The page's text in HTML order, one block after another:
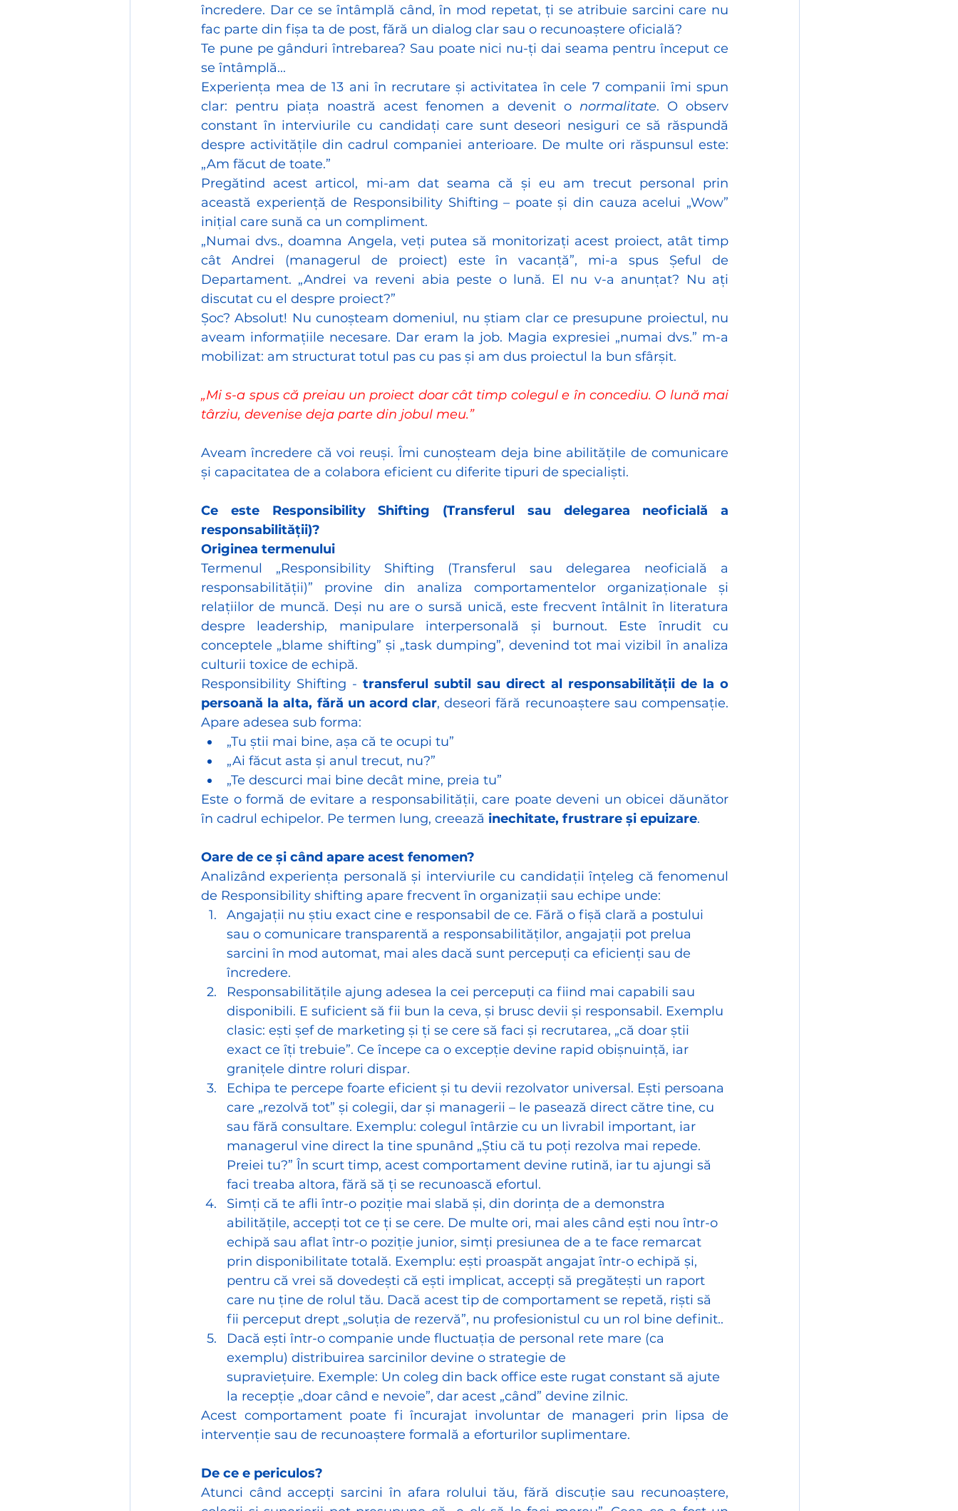
încredere. Dar ce se întâmplă când, în mod repetat, ți se atribuie sarcini care nu
fac parte din fișa ta de post, fără un dialog clar sau o recunoaștere oficială?
Te pune pe gânduri întrebarea? Sau poate nici nu-ți dai seama pentru început ce
se întâmplă...
Experiența mea de 13 ani în recrutare și activitatea în cele 7 companii îmi spun
clar: pentru piața noastră acest fenomen a devenit o normalitate. O observ
constant în interviurile cu candidați care sunt deseori nesiguri ce să răspundă
despre activitățile din cadrul companiei anterioare. De multe ori răspunsul este:
„Am făcut de toate.”
Pregătind acest articol, mi-am dat seama că și eu am trecut personal prin
această experiență de Responsibility Shifting – poate și din cauza acelui „Wow”
inițial care sună ca un compliment.
„Numai dvs., doamna Angela, veți putea să monitorizați acest proiect, atât timp
cât Andrei (managerul de proiect) este în vacanță”, mi-a spus Șeful de
Departament. „Andrei va reveni abia peste o lună. El nu v-a anunțat? Nu ați
discutat cu el despre proiect?”
Șoc? Absolut! Nu cunoșteam domeniul, nu știam clar ce presupune proiectul, nu
aveam informațiile necesare. Dar eram la job. Magia expresiei „numai dvs.” m-a
mobilizat: am structurat totul pas cu pas și am dus proiectul la bun sfârșit.
„Mi s-a spus că preiau un proiect doar cât timp colegul e în concediu. O lună mai
târziu, devenise deja parte din jobul meu.”
Aveam încredere că voi reuși. Îmi cunoșteam deja bine abilitățile de comunicare
și capacitatea de a colabora eficient cu diferite tipuri de specialiști.
Ce este Responsibility Shifting (Transferul sau delegarea neoficială a
responsabilității)?
Originea termenului
Termenul „Responsibility Shifting (Transferul sau delegarea neoficială a
responsabilității)” provine din analiza comportamentelor organizaționale și
relațiilor de muncă. Deși nu are o sursă unică, este frecvent întâlnit în literatura
despre leadership, manipulare interpersonală și burnout. Este înrudit cu
conceptele „blame shifting” și „task dumping”, devenind tot mai vizibil în analiza
culturii toxice de echipă.
Responsibility Shifting - transferul subtil sau direct al responsabilității de la o
persoană la alta, fără un acord clar, deseori fără recunoaștere sau compensație.
Apare adesea sub forma:
„Tu știi mai bine, așa că te ocupi tu”
„Ai făcut asta și anul trecut, nu?”
„Te descurci mai bine decât mine, preia tu”
Este o formă de evitare a responsabilității, care poate deveni un obicei dăunător
în cadrul echipelor. Pe termen lung, creează inechitate, frustrare și epuizare.
Oare de ce și când apare acest fenomen?
Analizând experiența personală și interviurile cu candidații înțeleg că fenomenul
de Responsibility shifting apare frecvent în organizații sau echipe unde:
Angajații nu știu exact cine e responsabil de ce. Fără o fișă clară a postului
sau o comunicare transparentă a responsabilităților, angajații pot prelua
sarcini în mod automat, mai ales dacă sunt percepuți ca eficienți sau de
încredere.
Responsabilitățile ajung adesea la cei percepuți ca fiind mai capabili sau
disponibili. E suficient să fii bun la ceva, și brusc devii și responsabil. Exemplu
clasic: ești șef de marketing și ți se cere să faci și recrutarea, „că doar știi
exact ce îți trebuie”. Ce începe ca o excepție devine rapid obișnuință, iar
granițele dintre roluri dispar.
Echipa te percepe foarte eficient și tu devii rezolvator universal. Ești persoana
care „rezolvă tot” și colegii, dar și managerii – le pasează direct către tine, cu
sau fără consultare. Exemplu: colegul întârzie cu un livrabil important, iar
managerul vine direct la tine spunând „Știu că tu poți rezolva mai repede.
Preiei tu?” În scurt timp, acest comportament devine rutină, iar tu ajungi să
faci treaba altora, fără să ți se recunoască efortul.
Simți că te afli într-o poziție mai slabă și, din dorința de a demonstra
abilitățile, accepți tot ce ți se cere. De multe ori, mai ales când ești nou într-o
echipă sau aflat într-o poziție junior, simți presiunea de a te face remarcat
prin disponibilitate totală. Exemplu: ești proaspăt angajat într-o echipă și,
pentru că vrei să dovedești că ești implicat, accepți să pregătești un raport
care nu ține de rolul tău. Dacă acest tip de comportament se repetă, riști să
fii perceput drept „soluția de rezervă”, nu profesionistul cu un rol bine definit..
Dacă ești într-o companie unde fluctuația de personal rete mare (ca
exemplu) distribuirea sarcinilor devine o strategie de
supraviețuire. Exemple: Un coleg din back office este rugat constant să ajute
la recepție „doar când e nevoie”, dar acest „când” devine zilnic.
Acest comportament poate fi încurajat involuntar de manageri prin lipsa de
intervenție sau de recunoaștere formală a eforturilor suplimentare.
De ce e periculos?
Atunci când accepți sarcini în afara rolului tău, fără discuție sau recunoaștere,